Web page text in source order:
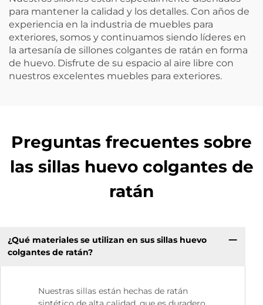
para mantener la calidad y los detalles. Con años de
experiencia en la industria de muebles para
exteriores, somos y continuamos siendo líderes en
la artesanía de sillones colgantes de ratán en forma
de huevo. Disfrute de su espacio al aire libre con
nuestros excelentes muebles para exteriores.
Preguntas frecuentes sobre
las sillas huevo colgantes de
ratán
¿Qué materiales se utilizan en sus sillas huevo
colgantes de ratán?
Nuestras sillas están hechas de ratán